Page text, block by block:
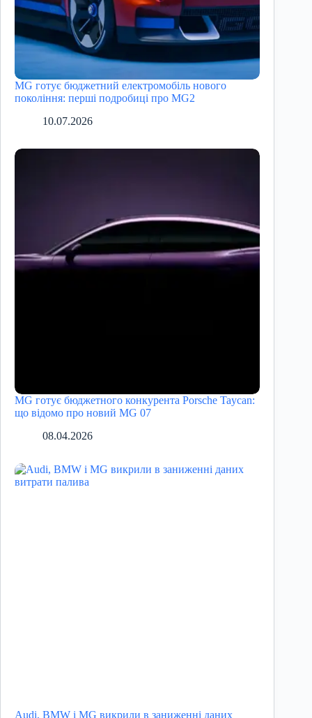
MG готує бюджетний електромобіль нового
покоління: перші подробиці про MG2
10.07.2026
MG готує бюджетного конкурента Porsche Taycan:
що відомо про новий MG 07
08.04.2026
Audi, BMW і MG викрили в заниженні даних